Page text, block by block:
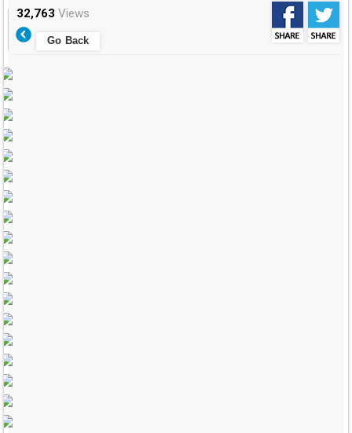
32,763 Views
Go Back